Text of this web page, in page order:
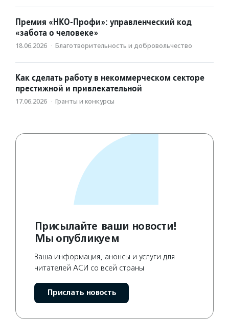
Премия «НКО-Профи»: управленческий код
«забота о человеке»
18.06.2026 · Благотвори­тель­ность и доброволь­чест­во
Как сделать работу в некоммерческом секторе
престижной и привлекательной
17.06.2026 · Гранты и конкурсы
Присылайте ваши новости!
Мы опубликуем
Ваша информация, анонсы и услуги для
читателей АСИ со всей страны
Прислать новость